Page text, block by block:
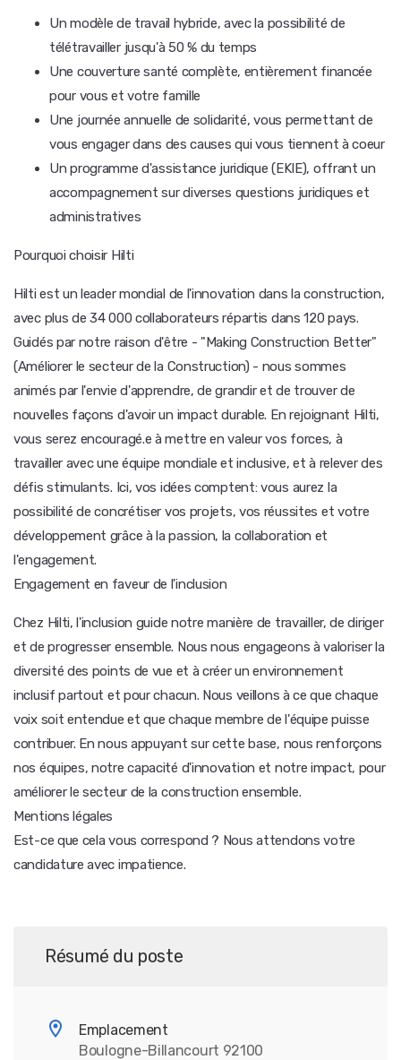
Un modèle de travail hybride, avec la possibilité de
télétravailler jusqu'à 50 % du temps
Une couverture santé complète, entièrement financée
pour vous et votre famille
Une journée annuelle de solidarité, vous permettant de
vous engager dans des causes qui vous tiennent à coeur
Un programme d'assistance juridique (EKIE), offrant un
accompagnement sur diverses questions juridiques et
administratives
Pourquoi choisir Hilti
Hilti est un leader mondial de l'innovation dans la construction,
avec plus de 34 000 collaborateurs répartis dans 120 pays.
Guidés par notre raison d'être - "Making Construction Better"
(Améliorer le secteur de la Construction) - nous sommes
animés par l'envie d'apprendre, de grandir et de trouver de
nouvelles façons d'avoir un impact durable. En rejoignant Hilti,
vous serez encouragé.e à mettre en valeur vos forces, à
travailler avec une équipe mondiale et inclusive, et à relever des
défis stimulants. Ici, vos idées comptent: vous aurez la
possibilité de concrétiser vos projets, vos réussites et votre
développement grâce à la passion, la collaboration et
l'engagement.
Engagement en faveur de l'inclusion
Chez Hilti, l'inclusion guide notre manière de travailler, de diriger
et de progresser ensemble. Nous nous engageons à valoriser la
diversité des points de vue et à créer un environnement
inclusif partout et pour chacun. Nous veillons à ce que chaque
voix soit entendue et que chaque membre de l'équipe puisse
contribuer. En nous appuyant sur cette base, nous renforçons
nos équipes, notre capacité d'innovation et notre impact, pour
améliorer le secteur de la construction ensemble.
Mentions légales
Est-ce que cela vous correspond ? Nous attendons votre
candidature avec impatience.
Résumé du poste
Emplacement
Boulogne-Billancourt 92100